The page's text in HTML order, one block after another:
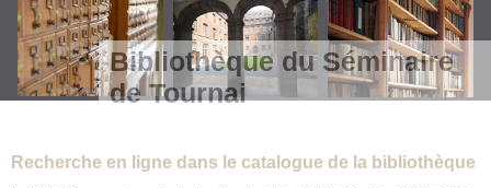
Bibliothèque du Séminaire
de Tournai
Recherche en ligne dans le catalogue de la bibliothèque